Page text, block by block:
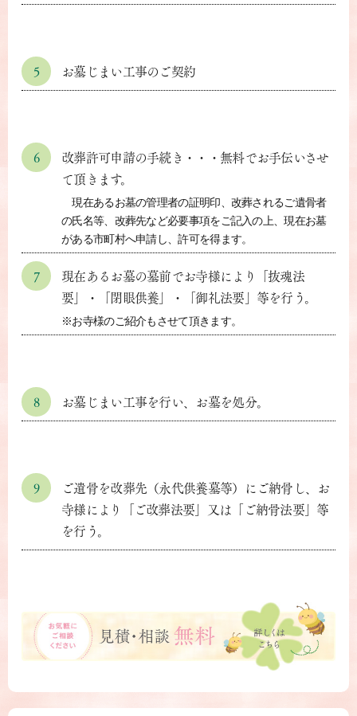
5 お墓じまい工事のご契約
6
改葬許可申請の手続き・・・無料でお手伝いさせ
て頂きます。
現在あるお墓の管理者の証明印、改葬されるご遺骨者
の氏名等、改葬先など必要事項をご記入の上、現在お墓
がある市町村へ申請し、許可を得ます。
7
現在あるお墓の墓前でお寺様により「抜魂法
要」・「閉眼供養」・「御礼法要」等を行う。
※お寺様のご紹介もさせて頂きます。
8 お墓じまい工事を行い、お墓を処分。
9
ご遺骨を改葬先（永代供養墓等）にご納骨し、お
寺様により「ご改葬法要」又は「ご納骨法要」等
を行う。